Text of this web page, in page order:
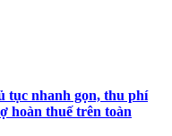
nhanh gọn, thu phí
hoàn thuế trên toàn